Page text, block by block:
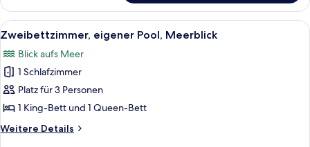
oder
Zweibettzimmer,
eigener
Alle
Fotos
für
Zweibettzimmer,
eigener
Pool,
Meerblick
anzeigen
Ein Hotelzimmer mit Bett,
3
Zweibettzimmer, eigener Pool, Meerblick
Blick aufs Meer
1 Schlafzimmer
Platz für 3 Personen
1 King-Bett und 1 Queen-Bett
Weitere Details
Weitere